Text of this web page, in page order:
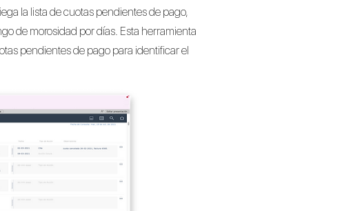
la lista de cuotas pendientes de pago,
de morosidad por días. Esta herramienta
pendientes de pago para identificar el